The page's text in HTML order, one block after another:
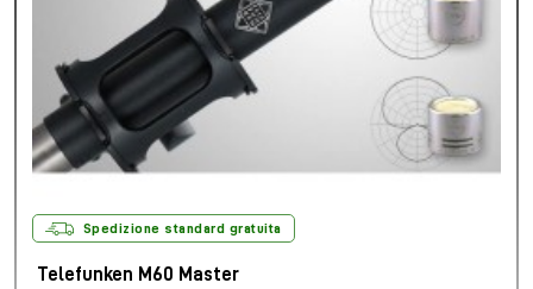
Spedizione standard gratuita
Telefunken M60 Master